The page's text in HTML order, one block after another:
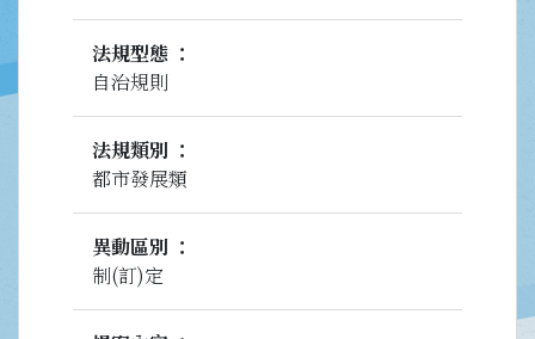
法規型態
自治規則
法規類別
都市發展類
異動區別
制(訂)定